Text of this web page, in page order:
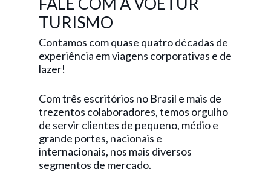
TURISMO
Contamos com quase quatro décadas de
experiência em viagens corporativas e de
lazer!
Com três escritórios no Brasil e mais de
trezentos colaboradores, temos orgulho
de servir clientes de pequeno, médio e
grande portes, nacionais e
internacionais, nos mais diversos
segmentos de mercado.